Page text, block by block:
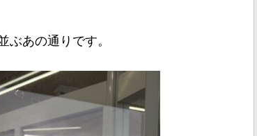
あの通りです。